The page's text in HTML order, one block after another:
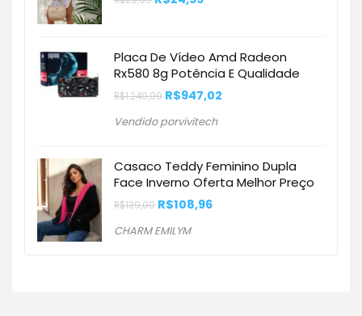
Placa De Vídeo Amd Radeon
Rx580 8g Potência E Qualidade
R$1.249,99 O
original
R$947,02
Vendido porvivitech
Casaco Teddy Feminino Dupla
Face Inverno Oferta Melhor Preço
R$139,00 O
original
R$108,96O
CHARM EMILYM